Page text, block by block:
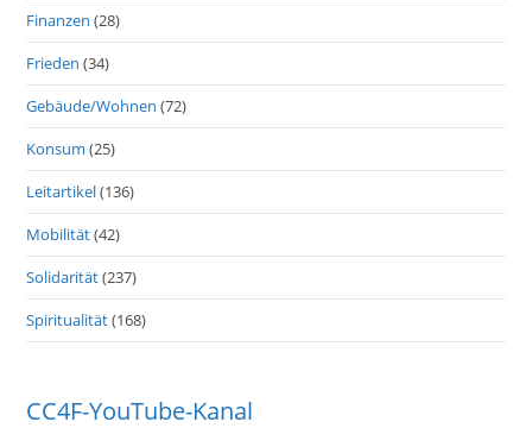
Finanzen (28)
Frieden (34)
Gebäude/Wohnen (72)
Konsum (25)
Leitartikel(136)
Mobilität(42)
Solidarität(237)
Spiritualität(168)
CC4F-YouTube-Kanal